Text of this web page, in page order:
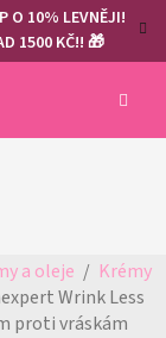
O 10% LEVNĚJI!
1500 KČ!! 🎁
a oleje
Krémy
Wrink Less
proti vráskám